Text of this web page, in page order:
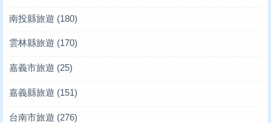
南投縣旅遊 (180)
雲林縣旅遊 (170)
嘉義市旅遊 (25)
嘉義縣旅遊 (151)
台南市旅遊 (276)